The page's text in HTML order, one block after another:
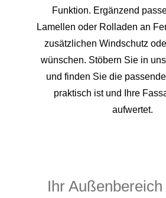
Funktion. Ergänzend
Lamellen oder Rolladen an
zusätzlichen Windschutz
wünschen. Stöbern Sie in
und finden Sie die
praktisch ist und Ihre
aufwertet.
Ihr